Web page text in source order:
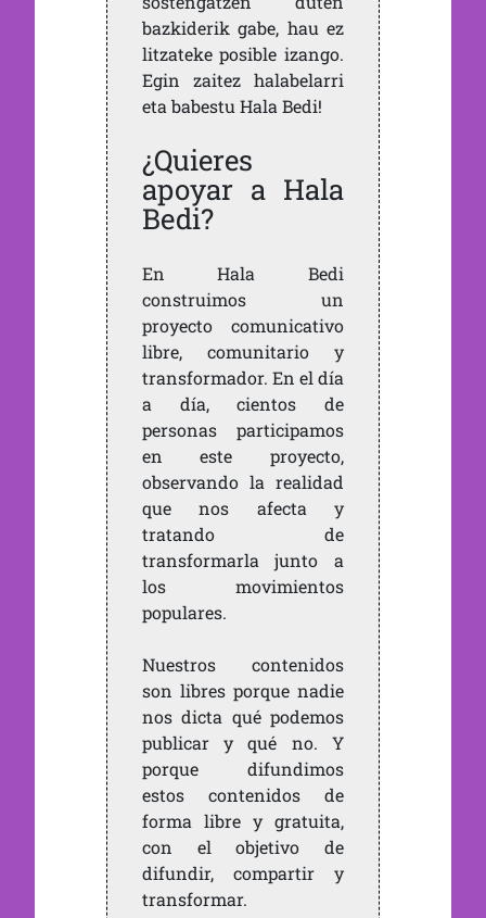
bazkiderik gabe, hau ez
litzateke posible izango.
Egin zaitez halabelarri
eta babestu Hala Bedi!
¿Quieres
apoyar a Hala
Bedi?
En Hala Bedi
construimos un
proyecto comunicativo
libre, comunitario y
transformador. En el día
a día, cientos de
personas participamos
en este proyecto,
observando la realidad
que nos afecta y
tratando de
transformarla junto a
los movimientos
populares.
Nuestros contenidos
son libres porque nadie
nos dicta qué podemos
publicar y qué no. Y
porque difundimos
estos contenidos de
forma libre y gratuita,
con el objetivo de
difundir, compartir y
transformar.